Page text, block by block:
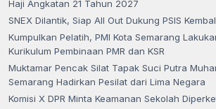
Haji Angkatan 21 Tahun 2027
SNEX Dilantik, Siap All Out Dukung PSIS
Kumpulkan Pelatih, PMI Kota Semarang
Kurikulum Pembinaan PMR dan KSR
Muktamar Pencak Silat Tapak Suci Putra
Semarang Hadirkan Pesilat dari Lima Negara
Komisi X DPR Minta Keamanan Sekolah